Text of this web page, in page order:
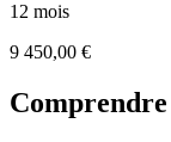
12 mois
9 450,00 €